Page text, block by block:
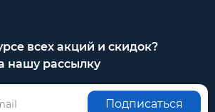
всех акций и скидок?
нашу рассылку
Подписаться